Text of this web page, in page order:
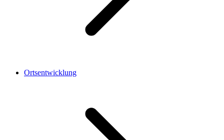
Ortsentwicklung